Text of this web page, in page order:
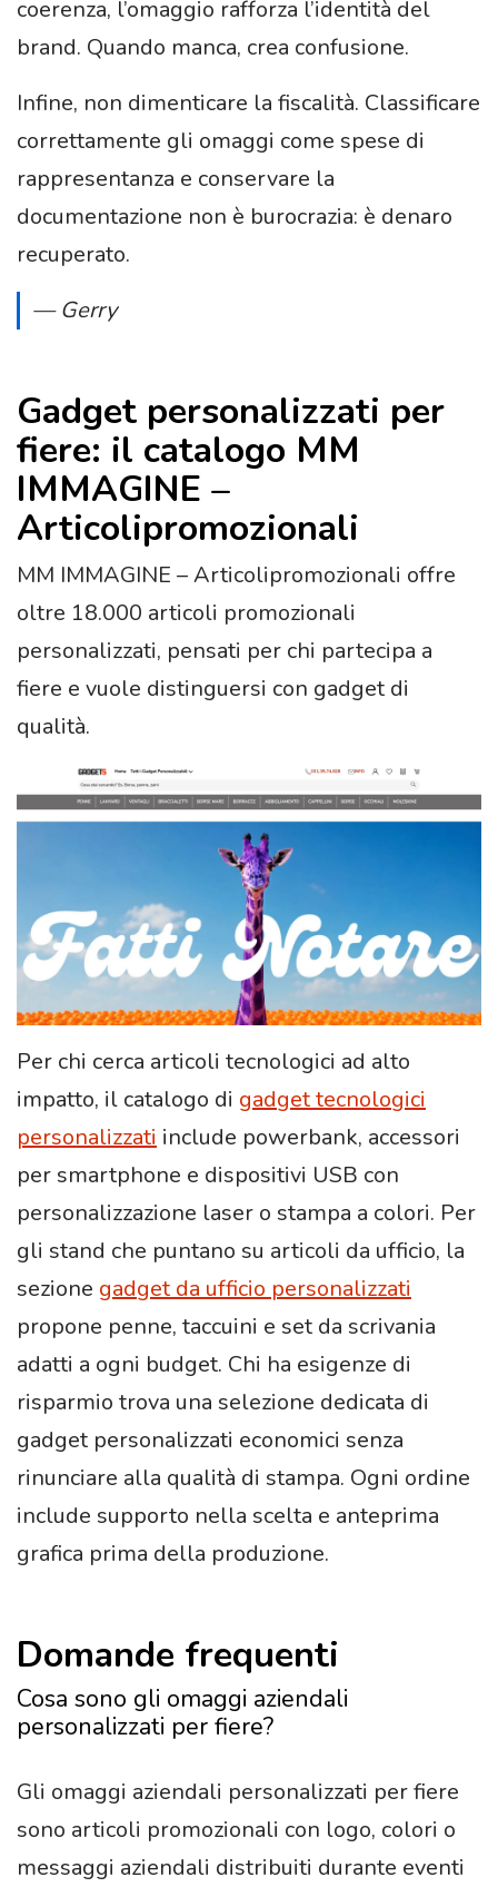
coerenza, l’omaggio rafforza l’identità del
brand. Quando manca, crea confusione.
Infine, non dimenticare la fiscalità. Classificare
correttamente gli omaggi come spese di
rappresentanza e conservare la
documentazione non è burocrazia: è denaro
recuperato.
— Gerry
Gadget personalizzati per
fiere: il catalogo MM
IMMAGINE –
Articolipromozionali
MM IMMAGINE – Articolipromozionali offre
oltre 18.000 articoli promozionali
personalizzati, pensati per chi partecipa a
fiere e vuole distinguersi con gadget di
qualità.
Per chi cerca articoli tecnologici ad alto
impatto, il catalogo di gadget tecnologici
personalizzati include powerbank, accessori
per smartphone e dispositivi USB con
personalizzazione laser o stampa a colori. Per
gli stand che puntano su articoli da ufficio, la
sezione gadget da ufficio personalizzati
propone penne, taccuini e set da scrivania
adatti a ogni budget. Chi ha esigenze di
risparmio trova una selezione dedicata di
gadget personalizzati economici senza
rinunciare alla qualità di stampa. Ogni ordine
include supporto nella scelta e anteprima
grafica prima della produzione.
Domande frequenti
Cosa sono gli omaggi aziendali
personalizzati per fiere?
Gli omaggi aziendali personalizzati per fiere
sono articoli promozionali con logo, colori o
messaggi aziendali distribuiti durante eventi